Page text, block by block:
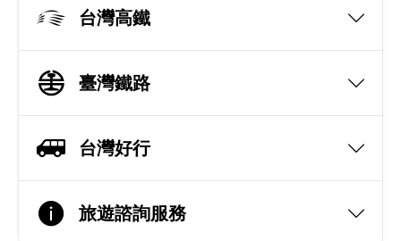
台灣高鐵
臺灣鐵路
台灣好行
旅遊諮詢服務